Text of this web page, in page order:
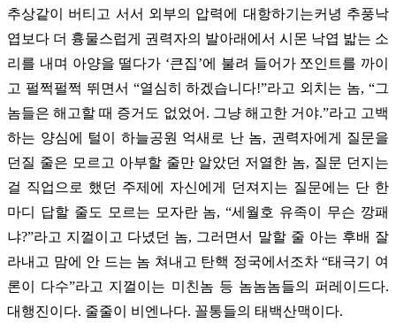
추상같이 버티고 서서 외부의 압력에 대항하기는커녕 추풍낙
엽보다 더 흉물스럽게 권력자의 발아래에서 시몬 낙엽 밟는 소
리를 내며 아양을 떨다가 ‘큰집’에 불려 들어가 쪼인트를 까이
고 펄쩍펄쩍 뛰면서 “열심히 하겠습니다!”라고 외치는 놈, “그
놈들은 해고할 때 증거도 없었어. 그냥 해고한 거야.”라고 고백
하는 양심에 털이 하늘공원 억새로 난 놈, 권력자에게 질문을
던질 줄은 모르고 아부할 줄만 알았던 저열한 놈, 질문 던지는
걸 직업으로 했던 주제에 자신에게 던져지는 질문에는 단 한
마디 답할 줄도 모르는 모자란 놈, “세월호 유족이 무슨 깡패
냐?”라고 지껄이고 다녔던 놈, 그러면서 말할 줄 아는 후배 잘
라내고 맘에 안 드는 놈 쳐내고 탄핵 정국에서조차 “태극기 여
론이 다수”라고 지껄이는 미친놈 등 놈놈놈들의 퍼레이드다.
대행진이다. 줄줄이 비엔나다. 꼴통들의 태백산맥이다.